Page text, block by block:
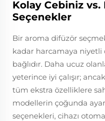
Kolay Cebiniz
Seçenekler
Bir aroma difüzör
kadar harcamaya niyetli
bağlıdır. Daha ucuz
yeterince iyi çalışır;
tüm ekstra özelliklere
modellerin çoğunda
seçenekleri, cihazı